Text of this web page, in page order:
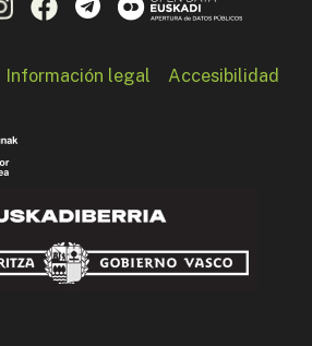
Información legal Accesibilidad